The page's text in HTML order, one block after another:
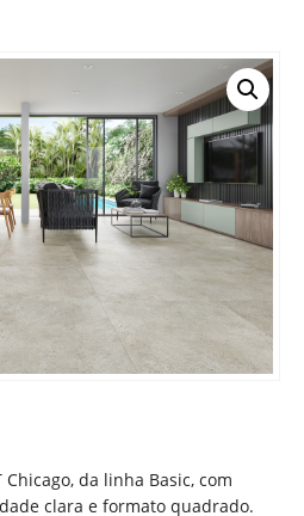
Chicago, da linha Basic, com
clara e formato quadrado.